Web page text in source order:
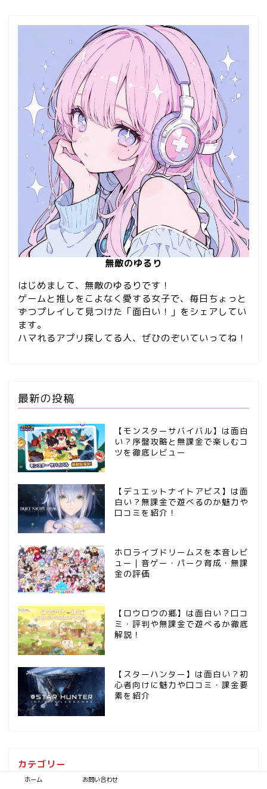
無敵のゆるり
はじめまして、無敵のゆるりです！
ゲームと推しをこよなく愛する女子で、毎日ちょっと
ずつプレイして見つけた「面白い！」をシェアしてい
ます。
ハマれるアプリ探してる人、ぜひのぞいていってね！
最新の投稿
【モンスターサバイバル】は面白
い？序盤攻略と無課金で楽しむコ
ツを徹底レビュー
【デュエットナイトアビス】は面
白い？無課金で遊べるのか魅力や
口コミを紹介！
ホロライブドリームスを本音レビ
ュー｜音ゲー・パーク育成・無課
金の評価
【ロウロウの郷】は面白い？口コ
ミ・評判や無課金で遊べるか徹底
解説！
【スターハンター】は面白い？初
心者向けに魅力や口コミ・課金要
素を紹介
カテゴリー
▶︎アプリまとめ・ランキング
ホーム お問い合わせ